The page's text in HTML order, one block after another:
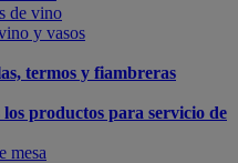
de vino
y vasos
termos y fiambreras
productos para servicio de
mesa